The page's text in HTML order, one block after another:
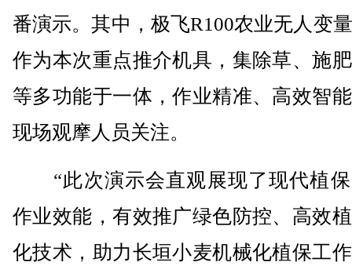
番演示。其中，极飞R100农业无人变
作为本次重点推介机具，集除草、施
等多功能于一体，作业精准、高效智
现场观摩人员关注。
“此次演示会直观展现了现代植保
作业效能，有效推广绿色防控、高效
化技术，助力长垣小麦机械化植保工